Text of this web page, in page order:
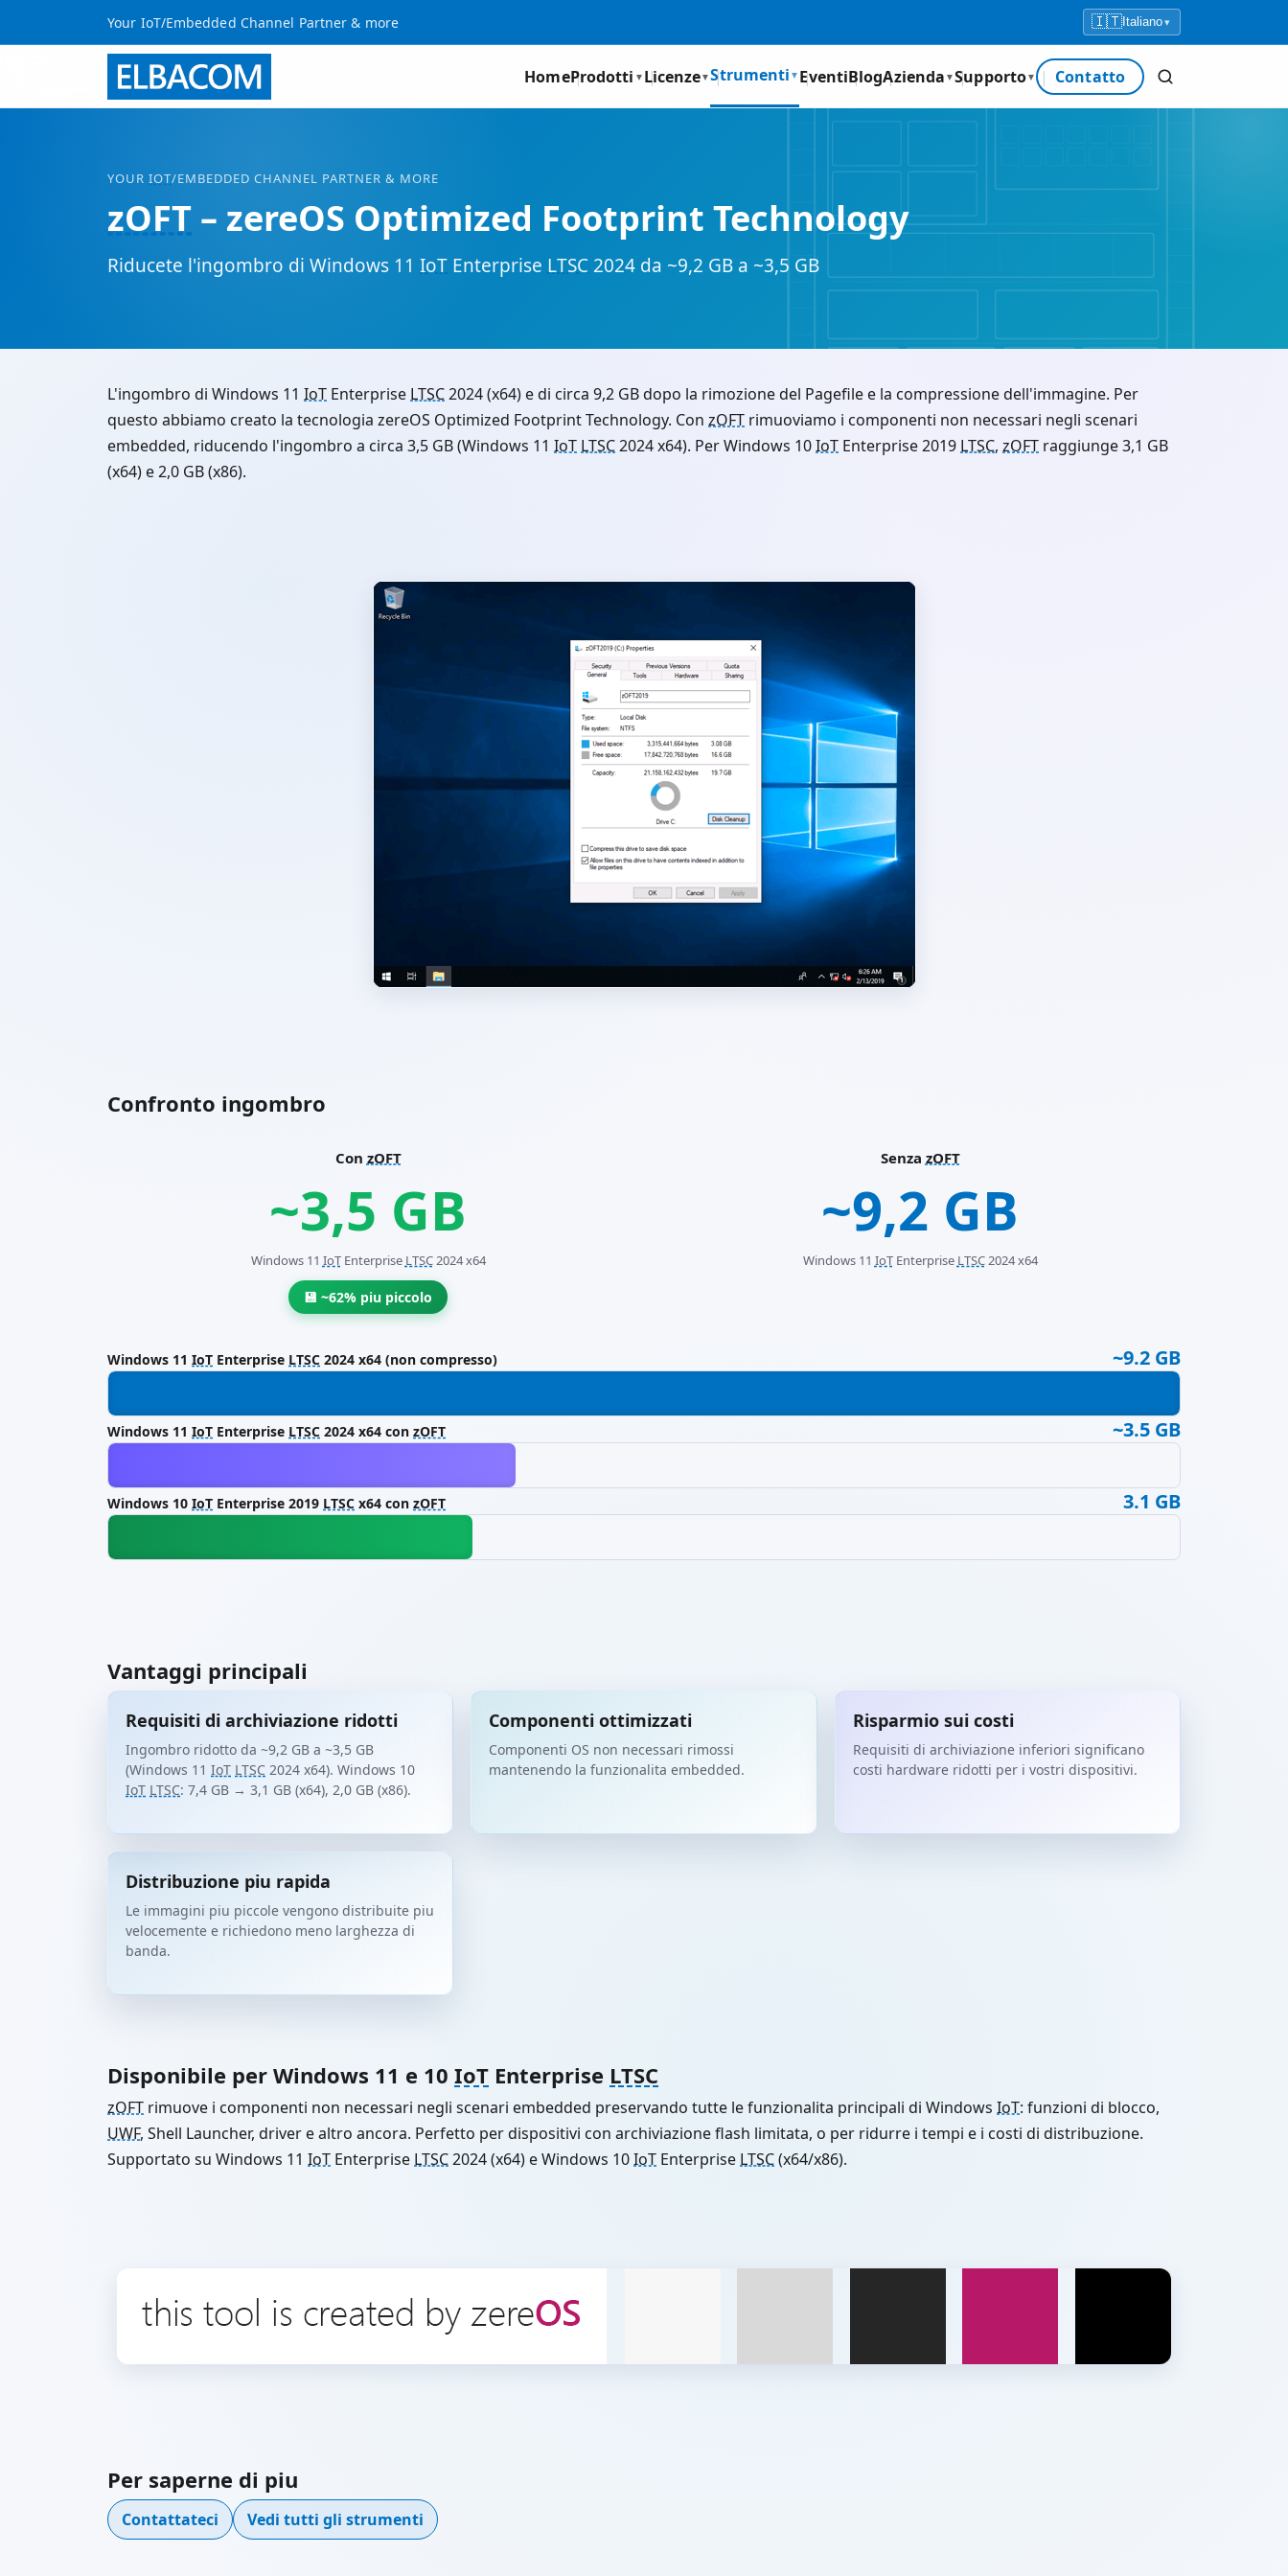
Your IoT/Embedded Channel Partner & more 🇮🇹 Italiano▾
HomeProdotti ▼ Licenze▼Strumenti ▼ EventiBlogAzienda ▼Supporto▼ Contatto
YOUR IOT/EMBEDDED CHANNEL PARTNER & MORE
zOFT – zereOS Optimized Footprint Technology
Riducete l'ingombro di Windows 11 IoT Enterprise LTSC 2024 da ~9,2 GB a ~3,5 GB
L'ingombro di Windows 11 IoT Enterprise LTSC2024 (x64) e di circa 9,2 GB dopo la rimozione del Pagefile e la compressione dell'immagine. Per
questo abbiamo creato la tecnologia zereOS Optimized Footprint Technology. Con zOFT rimuoviamo i componenti non necessari negli scenari
embedded, riducendo l'ingombro a circa 3,5 GB (Windows 11 IoT LTSC2024 x64). Per Windows 10IoT Enterprise 2019 LTSC, zOFT raggiunge 3,1 GB
(x64) e 2,0 GB (x86).
Confronto ingombro
Con zOFT
~3,5 GB
Windows 11 IoTEnterprise LTSC2024 x64
💾 ~62% piu piccolo
Senza zOFT
~9,2 GB
Windows 11 IoTEnterprise LTSC2024 x64
Windows 11 IoT Enterprise LTSC 2024 x64 (non compresso) ~9.2 GB
Windows 11 IoT Enterprise LTSC 2024 x64 con zOFT ~3.5 GB
Windows 10 IoT Enterprise 2019 LTSC x64 con zOFT 3.1 GB
Vantaggi principali
Requisiti di archiviazione ridotti
Ingombro ridotto da ~9,2 GB a ~3,5 GB
(Windows 11 IoT LTSC 2024 x64). Windows 10
IoT LTSC: 7,4 GB → 3,1 GB (x64), 2,0 GB (x86).
Componenti ottimizzati
Componenti OS non necessari rimossi
mantenendo la funzionalita embedded.
Risparmio sui costi
Requisiti di archiviazione inferiori significano
costi hardware ridotti per i vostri dispositivi.
Distribuzione piu rapida
Le immagini piu piccole vengono distribuite piu
velocemente e richiedono meno larghezza di
banda.
Disponibile per Windows 11 e 10 IoT Enterprise LTSC
zOFT rimuove i componenti non necessari negli scenari embedded preservando tutte le funzionalita principali di Windows IoT: funzioni di blocco,
UWF, Shell Launcher, driver e altro ancora. Perfetto per dispositivi con archiviazione flash limitata, o per ridurre i tempi e i costi di distribuzione.
Supportato su Windows 11 IoT Enterprise LTSC2024 (x64) e Windows 10IoT Enterprise LTSC(x64/x86).
Per saperne di piu
Contattateci Vedi tutti gli strumenti